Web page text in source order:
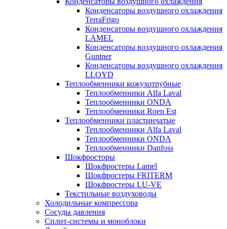
Конденсаторы воздушного охлаждения
TerraFrigo
Конденсаторы воздушного охлаждения
LAMEL
Конденсаторы воздушного охлаждения
Guntner
Конденсаторы воздушного охлаждения
LLOYD
Теплообменники кожухотрубные
Теплообменники Alfa Laval
Теплообменники ONDA
Теплообменники Roen Est
Теплообменники пластинчатые
Теплообменники Alfa Laval
Теплообменники ONDA
Теплообменники Danfoss
Шокфросторы
Шокфростеры Lamel
Шокфростеры FRITERM
Шокфростеры LU-VE
Текстильные воздуховоды
Холодильные компрессора
Сосуды давления
Cплит-системы и моноблоки